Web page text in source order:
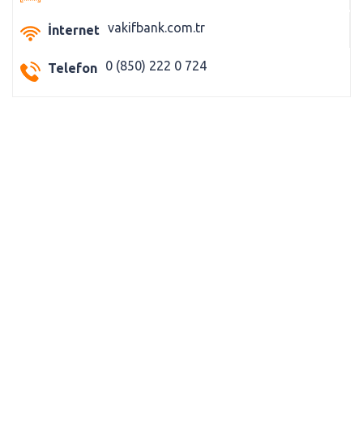
İnternet vakifbank.com.tr
Telefon 0 (850) 222 0 724